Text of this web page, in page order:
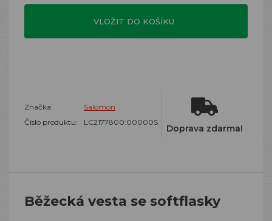
VLOŽIT DO KOŠÍKU
Značka:
Salomon
Číslo produktu:
LC2177800:00000S
Doprava zdarma!
Běžecká vesta se softflasky